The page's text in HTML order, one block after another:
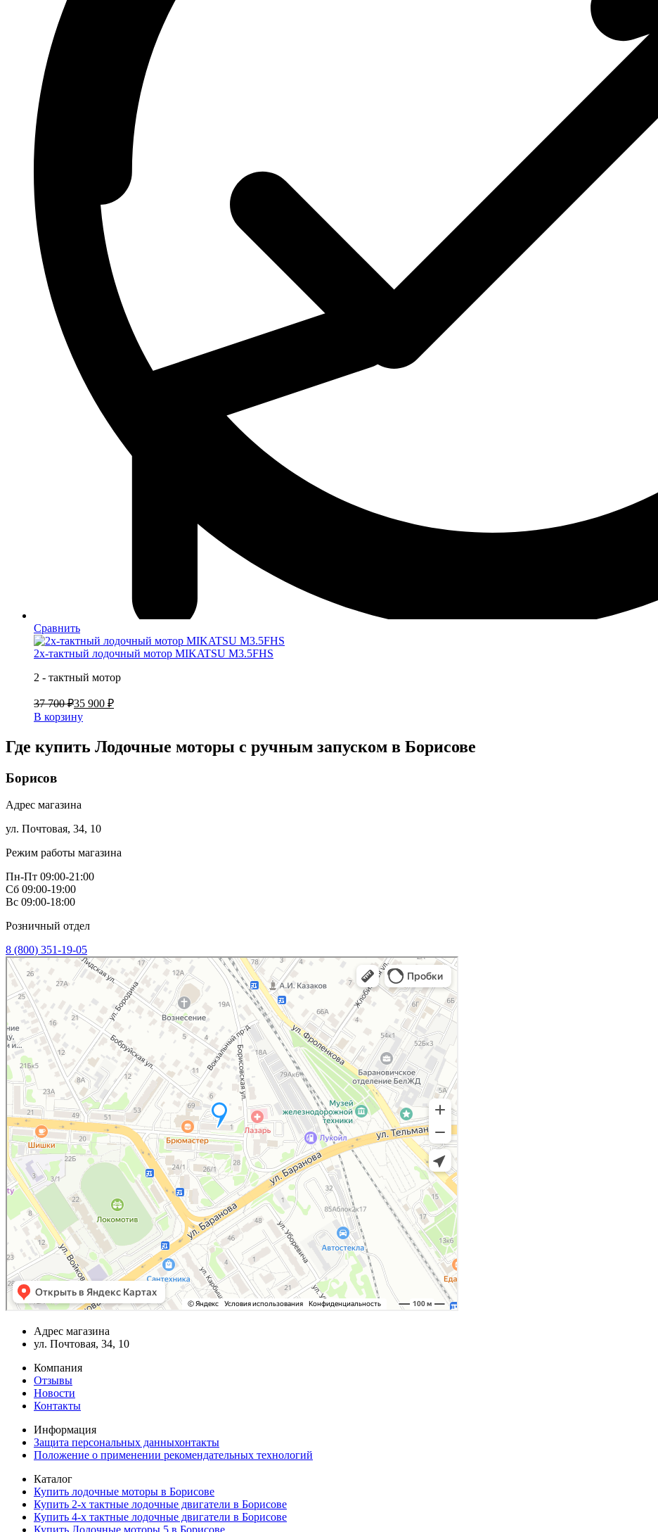
Сравнить
2х-тактный лодочный мотор MIKATSU M3.5FHS
2 - тактный мотор
37 700 ₽35 900 ₽
В корзину
Где купить Лодочные моторы с ручным запуском в Борисове
Борисов
Адрес магазина
ул. Почтовая, 34, 10
Режим работы магазина
Пн-Пт 09:00-21:00
Сб 09:00-19:00
Вс 09:00-18:00
Розничный отдел
8 (800) 351-19-05
Адрес магазина
ул. Почтовая, 34, 10
Компания
Отзывы
Новости
Контакты
Информация
Защита персональных данныхонтакты
Положение о применении рекомендательных технологий
Каталог
Купить лодочные моторы в Борисове
Купить 2-х тактные лодочные двигатели в Борисове
Купить 4-х тактные лодочные двигатели в Борисове